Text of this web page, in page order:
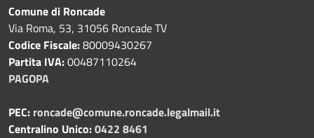
Comune di Roncade
Via Roma, 53, 31056 Roncade TV
Codice Fiscale:80009430267
Partita IVA:00487110264
PAGOPA
PEC: roncade@comune.roncade.legalmail.it
Centralino Unico:0422 8461